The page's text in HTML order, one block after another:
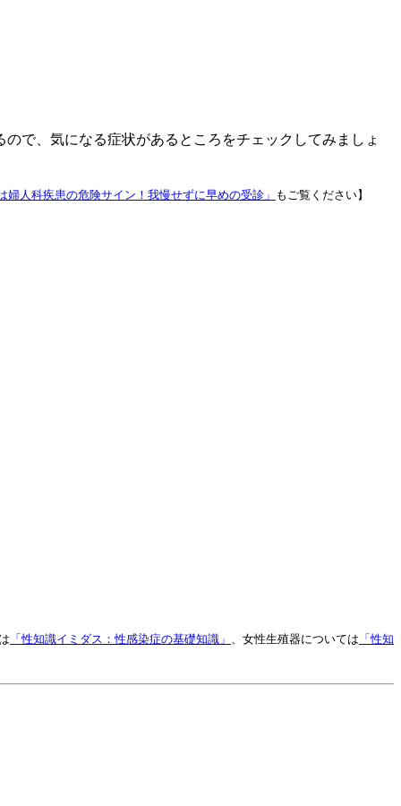
で、気になる症状があるところをチェックしてみましょ
人科疾患の危険サイン！我慢せずに早めの受診」 もご覧ください】
「性知識イミダス：性感染症の基礎知識」 、女性生殖器については 「性知